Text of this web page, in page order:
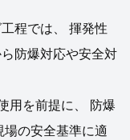
程では、 揮発性
防爆対応や安全対
用を前提に、 防爆
の安全基準に適